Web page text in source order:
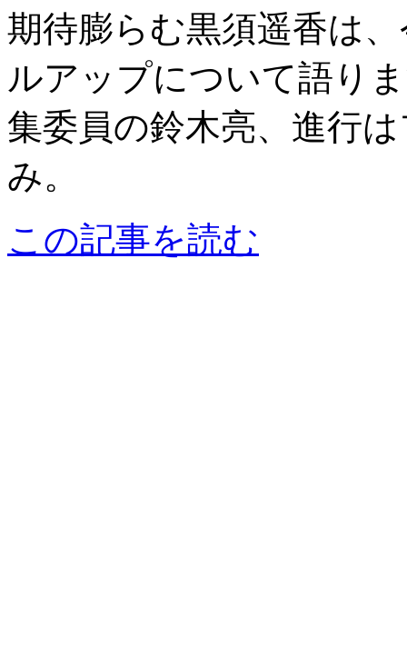
期待膨らむ黒須遥香は
ルアップについて語り
集委員の鈴木亮、進行
み。
この記事を読む